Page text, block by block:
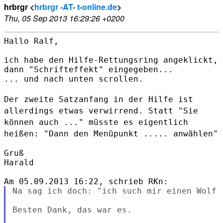
hrbrgr <hrbrgr -AT- t-online.de>
Thu, 05 Sep 2013 16:29:26 +0200
Hallo Ralf,
ich habe den Hilfe-Rettungsring angeklickt,
dann "Schrifteffekt" eingegeben...
... und nach unten scrollen.
Der zweite Satzanfang in der Hilfe ist
allerdings etwas verwirrend. Statt "Sie
können auch ..." müsste es eigentlich
heißen: "Dann den Menüpunkt ..... anwählen"
Gruß
Harald
Na sag ich doch: "ich such mir einen
Besten Dank, das war es.